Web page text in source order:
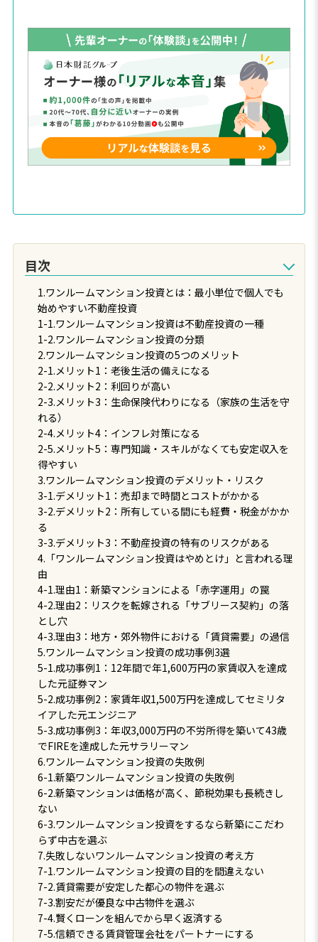
目次
1.ワンルームマンション投資とは：最小単位で個人でも
始めやすい不動産投資
1-1.ワンルームマンション投資は不動産投資の一種
1-2.ワンルームマンション投資の分類
2.ワンルームマンション投資の5つのメリット
2-1.メリット1：老後生活の備えになる
2-2.メリット2：利回りが高い
2-3.メリット3：生命保険代わりになる（家族の生活を守
れる）
2-4.メリット4：インフレ対策になる
2-5.メリット5：専門知識・スキルがなくても安定収入を
得やすい
3.ワンルームマンション投資のデメリット・リスク
3-1.デメリット1：売却まで時間とコストがかかる
3-2.デメリット2：所有している間にも経費・税金がかか
る
3-3.デメリット3：不動産投資の特有のリスクがある
4.「ワンルームマンション投資はやめとけ」と言われる理
由
4-1.理由1：新築マンションによる「赤字運用」の罠
4-2.理由2：リスクを転嫁される「サブリース契約」の落
とし穴
4-3.理由3：地方・郊外物件における「賃貸需要」の過信
5.ワンルームマンション投資の成功事例3選
5-1.成功事例1：12年間で年1,600万円の家賃収入を達成
した元証券マン
5-2.成功事例2：家賃年収1,500万円を達成してセミリタ
イアした元エンジニア
5-3.成功事例3：年収3,000万円の不労所得を築いて43歳
でFIREを達成した元サラリーマン
6.ワンルームマンション投資の失敗例
6-1.新築ワンルームマンション投資の失敗例
6-2.新築マンションは価格が高く、節税効果も長続きし
ない
6-3.ワンルームマンション投資をするなら新築にこだわ
らず中古を選ぶ
7.失敗しないワンルームマンション投資の考え方
7-1.ワンルームマンション投資の目的を間違えない
7-2.賃貸需要が安定した都心の物件を選ぶ
7-3.割安だが優良な中古物件を選ぶ
7-4.賢くローンを組んでから早く返済する
7-5.信頼できる賃貸管理会社をパートナーにする